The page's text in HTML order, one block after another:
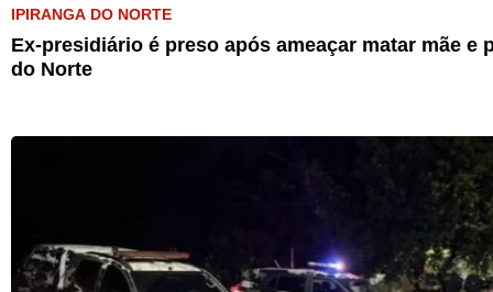
IPIRANGA DO NORTE
Ex-presidiário é preso após ameaçar matar mãe
do Norte